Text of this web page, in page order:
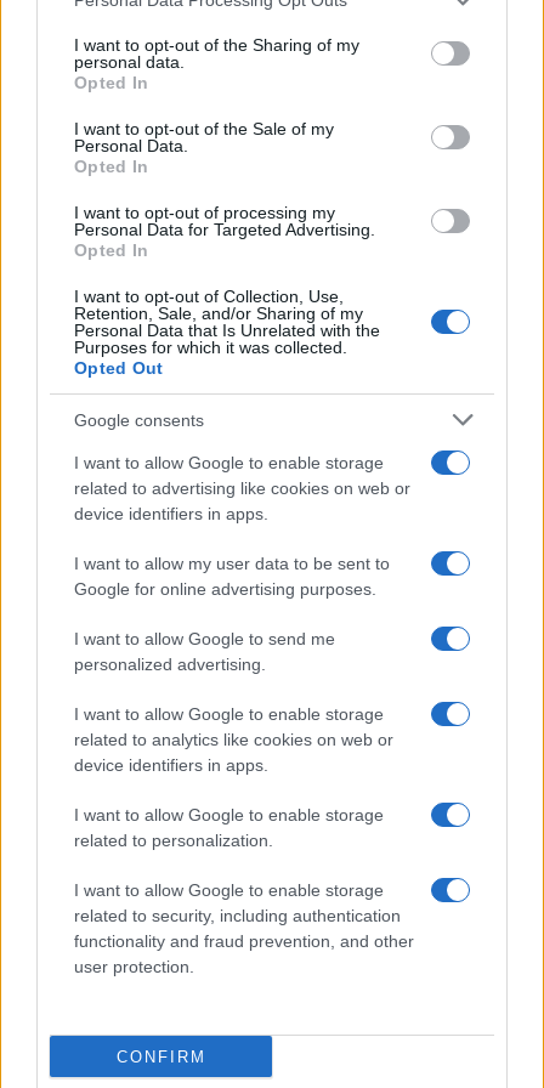
not limited to your visit or usage behaviour. You may click to
grant or deny consent to Google and its third-party tags to
use your data for below specified purposes in below Google
consent section.
I want to opt-out of the Sharing of my
personal data.
Opted In
I want to opt-out of the Sale of my
Personal Data.
Opted In
I want to opt-out of processing my
Personal Data for Targeted Advertising.
Opted In
I want to opt-out of Collection, Use,
Retention, Sale, and/or Sharing of my
Personal Data that Is Unrelated with the
Purposes for which it was collected.
Opted Out
Google consents
I want to allow Google to enable storage
related to advertising like cookies on web or
device identifiers in apps.
I want to allow my user data to be sent to
Google for online advertising purposes.
I want to allow Google to send me
personalized advertising.
I want to allow Google to enable storage
related to analytics like cookies on web or
device identifiers in apps.
I want to allow Google to enable storage
related to personalization.
I want to allow Google to enable storage
related to security, including authentication
functionality and fraud prevention, and other
user protection.
CONFIRM
δολαρίων στη νέα κυβέρνηση της
Κολομβίας
EFA Group: Στρατηγική επένδυση στην
ανάπτυξη αμυντικών τεχνολογιών
ΗΠΑ: Ξεκινά η παραγωγή της
κατευθυνόμενης βόμβας GBU-75 που
φθάνει τα 600 χιλιόμετρα
ΗΠΑ: Πώληση βλημάτων πυροβολικού
M795 των 155 χιλ. στη Νορβηγία έναντι
$270 εκατ.
Ο Αμπελάρδο ντε λα Εσπριέγια
ορκίστηκε πρόεδρος της Κολομβίας